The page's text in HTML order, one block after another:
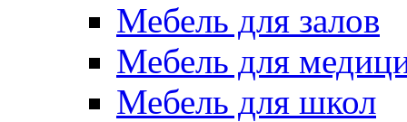
Мебель для залов
Мебель для
Мебель для школ